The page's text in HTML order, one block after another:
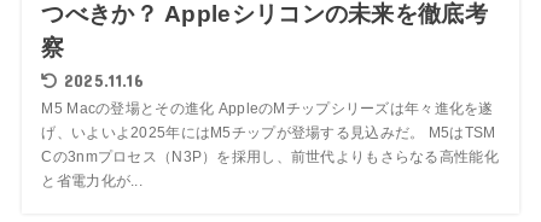
つべきか？ Appleシリコンの未来を徹底考
察
2025.11.16
M5 Macの登場とその進化 AppleのMチップシリーズは年々進化を遂
げ、いよいよ2025年にはM5チップが登場する見込みだ。 M5はTSM
Cの3nmプロセス（N3P）を採用し、前世代よりもさらなる高性能化
と省電力化が...